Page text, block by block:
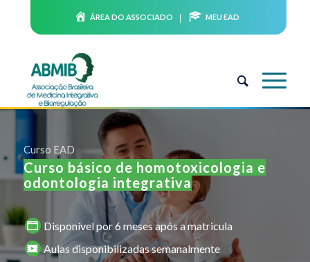
ÁREA DO ASSOCIADO MEU EAD
Curso EAD
Curso básico de homotoxicologia e
odontologia integrativa
Disponível por 6 meses após a matricula
Aulas disponibilizadas semanalmente